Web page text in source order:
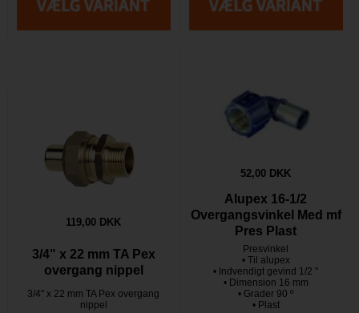
119,00 DKK
3/4" x 22 mm TA Pex
overgang nippel
3/4" x 22 mm TA Pex overgang
nippel
52,00 DKK
Alupex 16-1/2
Overgangsvinkel Med mf
Pres Plast
Presvinkel
• Til alupex
• Indvendigt gevind 1/2 "
• Dimension 16 mm
• Grader 90 º
• Plast